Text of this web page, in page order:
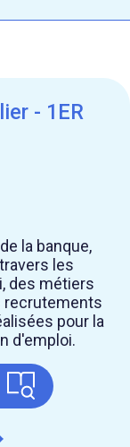
- 1ER
la banque,
les
des métiers
recrutements
pour la
d'emploi.